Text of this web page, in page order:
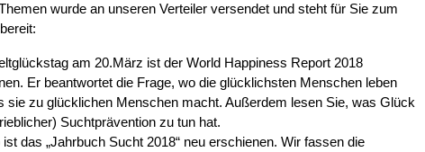
wurde an unseren Verteiler versendet und steht für Sie zum
am 20.März ist der World Happiness Report 2018
Er beantwortet die Frage, wo die glücklichsten Menschen leben
sie zu glücklichen Menschen macht. Außerdem lesen Sie, was Glück
Suchtprävention zu tun hat.
ist das „Jahrbuch Sucht 2018“ neu erschienen. Wir fassen die